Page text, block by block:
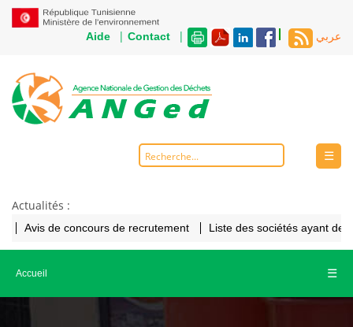
Aide | Contact | عربي
☰
Actualités :
Avis de concours de recrutement Liste des sociétés ayant
Accueil ☰